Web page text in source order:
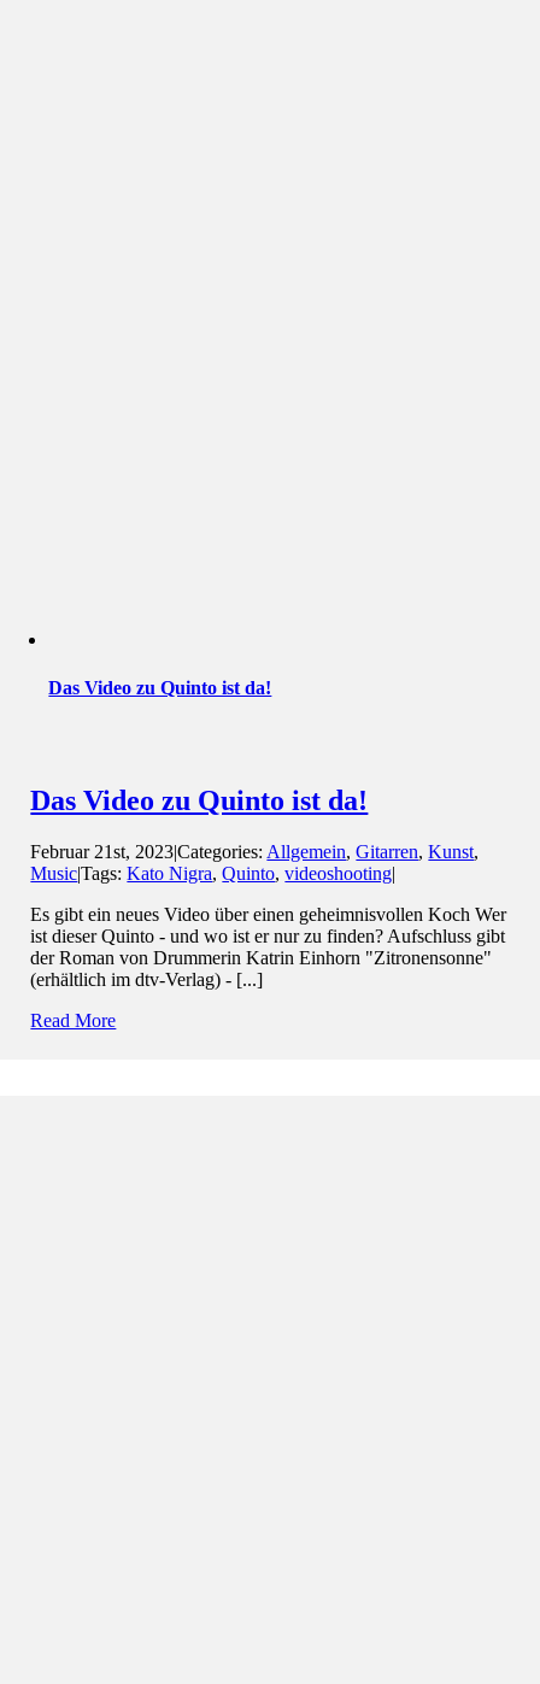
Das Video zu Quinto ist da!
Das Video zu Quinto ist da!
Februar 21st, 2023|Categories: Allgemein,Gitarren,Kunst,
Music|Tags:Kato Nigra,Quinto,videoshooting|
Es gibt ein neues Video über einen geheimnisvollen Koch Wer
ist dieser Quinto - und wo ist er nur zu finden? Aufschluss gibt
der Roman von Drummerin Katrin Einhorn "Zitronensonne"
(erhältlich im dtv-Verlag) - [...]
Read More